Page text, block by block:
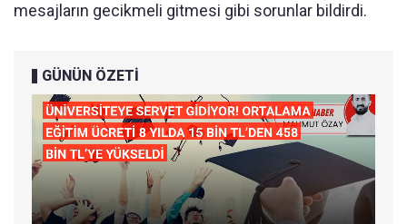
mesajların gecikmeli gitmesi gibi sorunlar bildirdi.
GÜNÜN ÖZETİ